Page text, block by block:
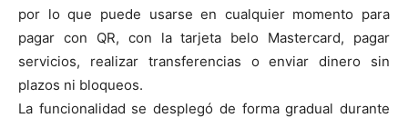
por lo que puede usarse en cualquier momento para
pagar con QR, con la tarjeta belo Mastercard, pagar
servicios, realizar transferencias o enviar dinero sin
plazos ni bloqueos.
La funcionalidad se desplegó de forma gradual durante